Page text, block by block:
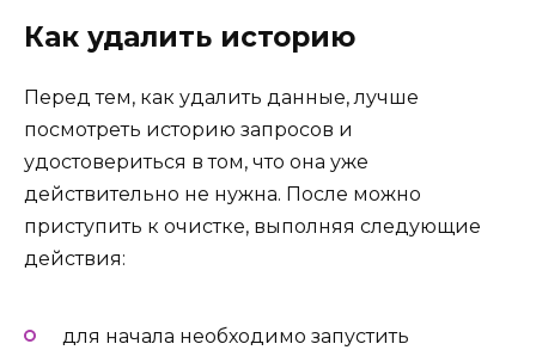
Как удалить историю
Перед тем, как удалить данные, лучше
посмотреть историю запросов и
удостовериться в том, что она уже
действительно не нужна. После можно
приступить к очистке, выполняя следующие
действия:
для начала необходимо запустить